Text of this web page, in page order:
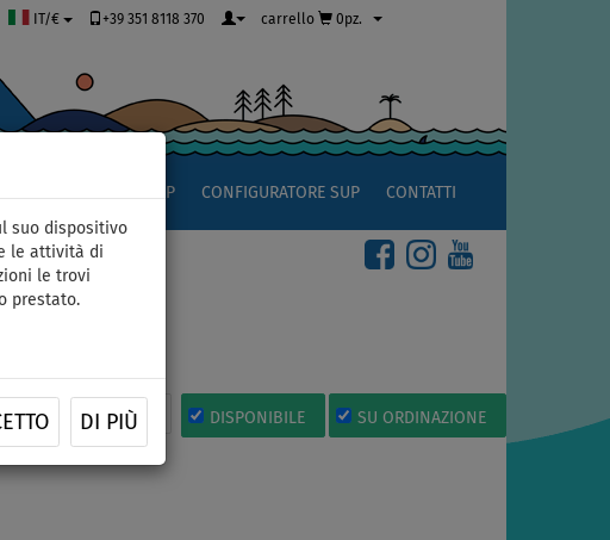
suo dispositivo
le attività di
le trovi
prestato.
DI PIÙ
IT/€ +39 351 8118 370 carrello 0pz.
APPROCCIO AL SUP CONFIGURATORE SUP CONTATTI
RACCOMANDIAMO DISPONIBILE SU ORDINAZIONE